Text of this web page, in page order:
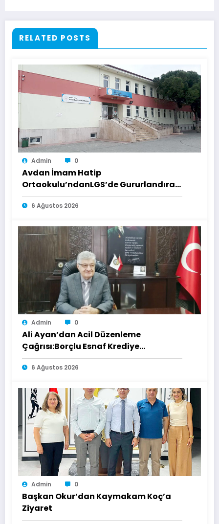
RELATED POSTS
Admin 0
Avdan İmam Hatip
Ortaokulu’ndanLGS’de Gururlandıran
Başarı
6 Ağustos 2026
Admin 0
Ali Ayan’dan Acil Düzenleme
Çağrısı:Borçlu Esnaf Krediye
Ulaşamıyor
6 Ağustos 2026
Admin 0
Başkan Okur’dan Kaymakam Koç’a
Ziyaret